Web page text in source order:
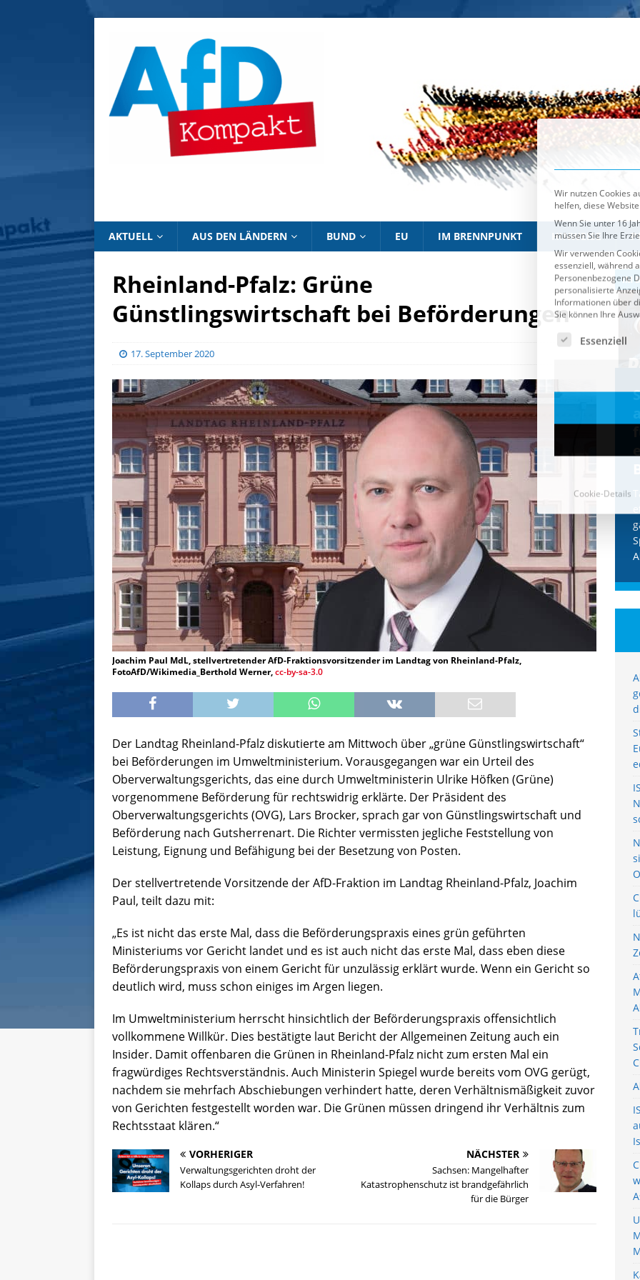
AKTUELL AUS DEN LÄNDERN BUND EU IM BRENNPUNKT HINWEISE
Rheinland-Pfalz: Grüne
Günstlingswirtschaft bei Beförderungen
17. September 2020
Joachim Paul MdL, stellvertretender AfD-Fraktionsvorsitzender im Landtag von Rheinland-Pfalz,
FotoAfD/Wikimedia_Berthold Werner,cc-by-sa-3.0
Der Landtag Rheinland-Pfalz diskutierte am Mittwoch über „grüne Günstlingswirtschaft“
bei Beförderungen im Umweltministerium. Vorausgegangen war ein Urteil des
Oberverwaltungsgerichts, das eine durch Umweltministerin Ulrike Höfken (Grüne)
vorgenommene Beförderung für rechtswidrig erklärte. Der Präsident des
Oberverwaltungsgerichts (OVG), Lars Brocker, sprach gar von Günstlingswirtschaft und
Beförderung nach Gutsherrenart. Die Richter vermissten jegliche Feststellung von
Leistung, Eignung und Befähigung bei der Besetzung von Posten.
Der stellvertretende Vorsitzende der AfD-Fraktion im Landtag Rheinland-Pfalz, Joachim
Paul, teilt dazu mit:
„Es ist nicht das erste Mal, dass die Beförderungspraxis eines grün geführten
Ministeriums vor Gericht landet und es ist auch nicht das erste Mal, dass eben diese
Beförderungspraxis von einem Gericht für unzulässig erklärt wurde. Wenn ein Gericht so
deutlich wird, muss schon einiges im Argen liegen.
Im Umweltministerium herrscht hinsichtlich der Beförderungspraxis offensichtlich
vollkommene Willkür. Dies bestätigte laut Bericht der Allgemeinen Zeitung auch ein
Insider. Damit offenbaren die Grünen in Rheinland-Pfalz nicht zum ersten Mal ein
fragwürdiges Rechtsverständnis. Auch Ministerin Spiegel wurde bereits vom OVG gerügt,
nachdem sie mehrfach Abschiebungen verhindert hatte, deren Verhältnismäßigkeit zuvor
von Gerichten festgestellt worden war. Die Grünen müssen dringend ihr Verhältnis zum
Rechtsstaat klären.“
VORHERIGER
Verwaltungsgerichten droht der
Kollaps durch Asyl-Verfahren!
NÄCHSTER
Sachsen: Mangelhafter
Katastrophenschutz ist brandgefährlich
für die Bürger
CDU & Ampel wollen nach
der Wahl wieder Afghanen
einfliegen: Zeit für ein
Asylmoratorium!
Die Bundesregierung und die CDU
halten die Wähler für dumm! Weil die
Stimmung wegen der von Afghanen
verübten Anschläge kippte, wurden die
Flüge vor der
[...]
IM
Wir nutzen Cookies
helfen, diese
Wenn Sie unter 16
Wir verwenden
essenziell, während
Personenbezogene
Informationen über
Sie können Ihre
Es folgt eine
Essenziell